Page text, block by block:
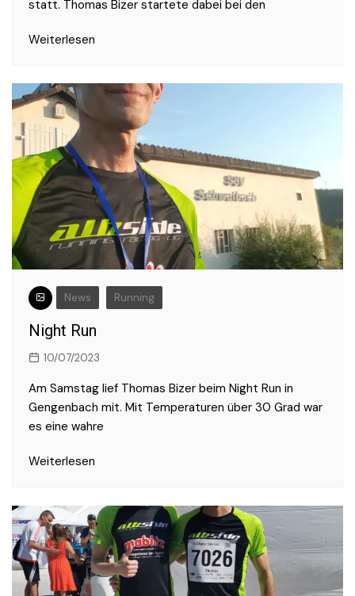
statt. Thomas Bizer startete dabei bei den
Weiterlesen
News Running
Night Run
10/07/2023
Am Samstag lief Thomas Bizer beim Night Run in
Gengenbach mit. Mit Temperaturen über 30 Grad war
es eine wahre
Weiterlesen